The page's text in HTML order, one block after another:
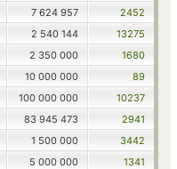
7 624 957
2452
2 540 144
13275
2 350 000
1680
10 000 000
89
100 000 000
10237
83 945 473
2941
1 500 000
3442
5 000 000
1341